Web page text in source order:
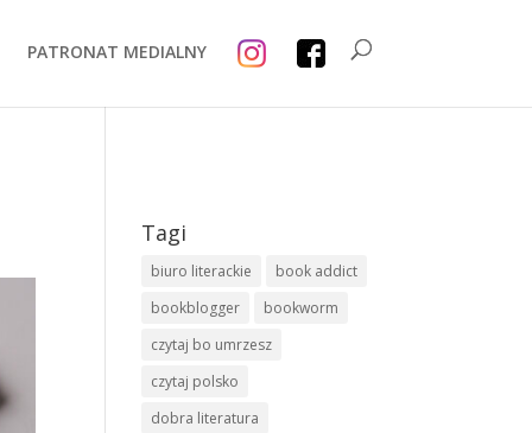
PATRONAT MEDIALNY
Tagi
biuro literackie
book addict
bookblogger
bookworm
czytaj bo umrzesz
czytaj polsko
dobra literatura